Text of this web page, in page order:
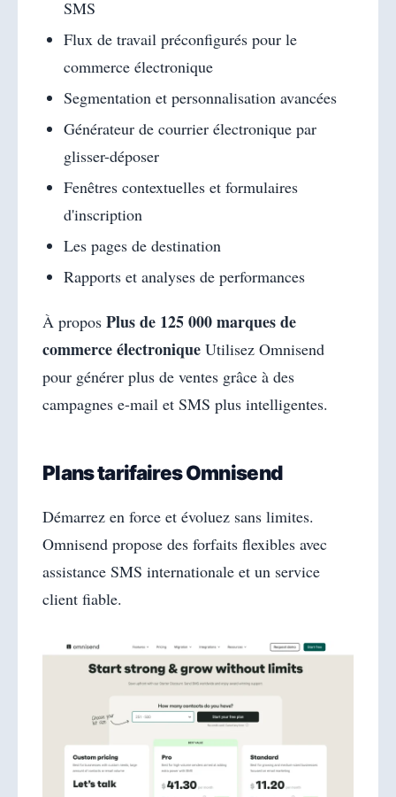
SMS
Flux de travail préconfigurés pour le
commerce électronique
Segmentation et personnalisation avancées
Générateur de courrier électronique par
glisser-déposer
Fenêtres contextuelles et formulaires
d'inscription
Les pages de destination
Rapports et analyses de performances
À propos Plus de 125 000 marques de
commerce électronique Utilisez Omnisend
pour générer plus de ventes grâce à des
campagnes e-mail et SMS plus intelligentes.
Plans tarifaires Omnisend
Démarrez en force et évoluez sans limites.
Omnisend propose des forfaits flexibles avec
assistance SMS internationale et un service
client fiable.